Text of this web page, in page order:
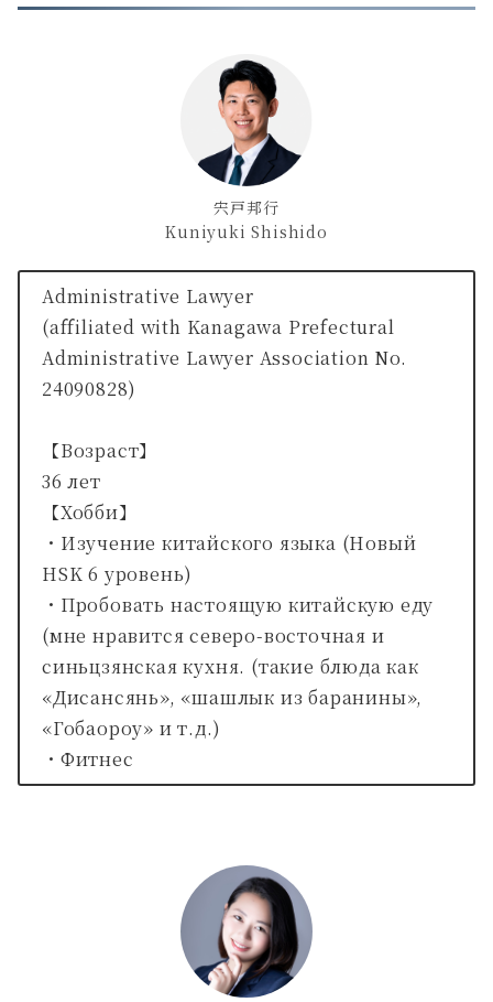
宍戸邦行
Kuniyuki Shishido
Administrative Lawyer
(affiliated with Kanagawa Prefectural
Administrative Lawyer Association No.
24090828)
【Возраст】
36 лет
【Хобби】
・Изучение китайского языка (Новый
HSK 6 уровень)
・Пробовать настоящую китайскую еду
(мне нравится северо-восточная и
синьцзянская кухня. (такие блюда как
«Дисансянь», «шашлык из баранины»,
«Гобаороу» и т.д.)
・Фитнес